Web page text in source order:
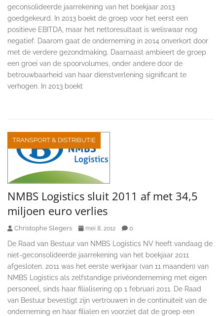
geconsolideerde jaarrekening van het boekjaar 2013
goedgekeurd. In 2013 boekt de groep voor het eerst een
positieve EBITDA, maar het nettoresultaat is weliswaar nog
negatief. Daarom gaat de onderneming in 2014 onverkort door
met de verdere gezondmaking. Daarnaast ambieert de groep
een groei van de spoorvolumes, onder andere door de
betrouwbaarheid van haar dienstverlening significant te
verhogen. In 2013 boekt
TRANSPORT & DISTRIBUTIE
NMBS Logistics sluit 2011 af met 34,5
miljoen euro verlies
Christophe Slegers mei 8, 2012 0
De Raad van Bestuur van NMBS Logistics NV heeft vandaag de
niet-geconsolideerde jaarrekening van het boekjaar 2011
afgesloten. 2011 was het eerste werkjaar (van 11 maanden) van
NMBS Logistics als zelfstandige privéonderneming met eigen
personeel, sinds haar filialisering op 1 februari 2011. De Raad
van Bestuur bevestigt zijn vertrouwen in de continuïteit van de
onderneming en haar filialen en voorziet dat de groep een